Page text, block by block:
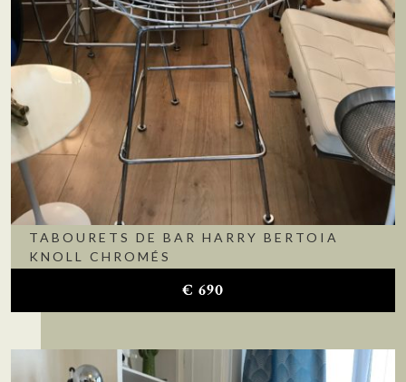
TABOURETS DE BAR HARRY BERTOIA
KNOLL CHROMÉS
€ 690